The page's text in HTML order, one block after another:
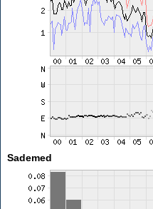
Sademed